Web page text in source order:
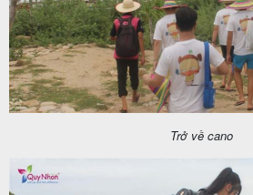
Trở về cano